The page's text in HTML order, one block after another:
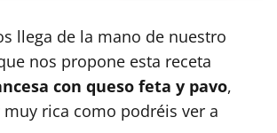
llega de la mano de nuestro
nos propone esta receta
con queso feta y pavo,
rica como podréis ver a